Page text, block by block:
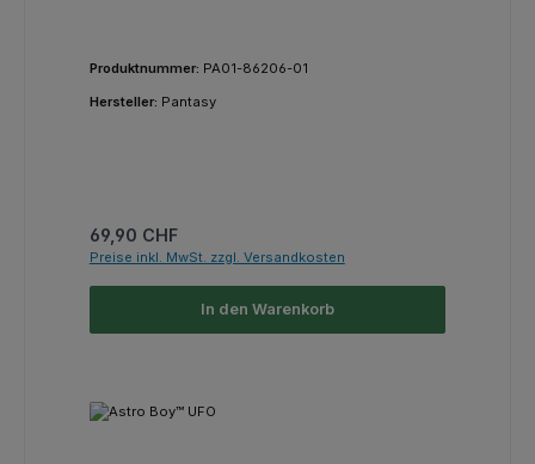
Produktnummer: PA01-86206-01
Hersteller: Pantasy
Regulärer Preis:
69,90 CHF
Preise inkl. MwSt. zzgl. Versandkosten
In den Warenkorb